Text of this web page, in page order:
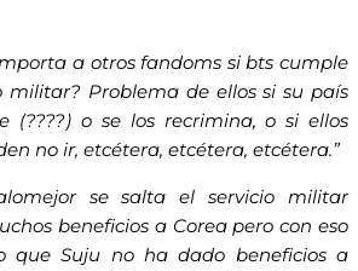
a otros fandoms si bts cumple
militar? Problema de ellos si su país
(????) o se los recrimina, o si ellos
no ir, etcétera, etcétera, etcétera.”
se salta el servicio militar
beneficios a Corea pero con eso
que Suju no ha dado beneficios a